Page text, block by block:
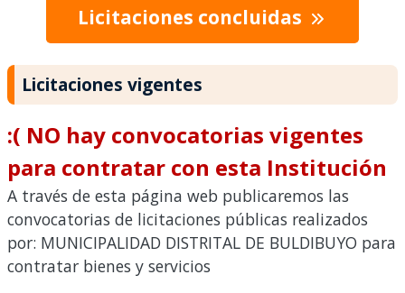
Licitaciones concluidas
Licitaciones vigentes
:( NO hay convocatorias vigentes
para contratar con esta Institución
A través de esta página web publicaremos las
convocatorias de licitaciones públicas realizados
por: MUNICIPALIDAD DISTRITAL DE BULDIBUYO para
contratar bienes y servicios